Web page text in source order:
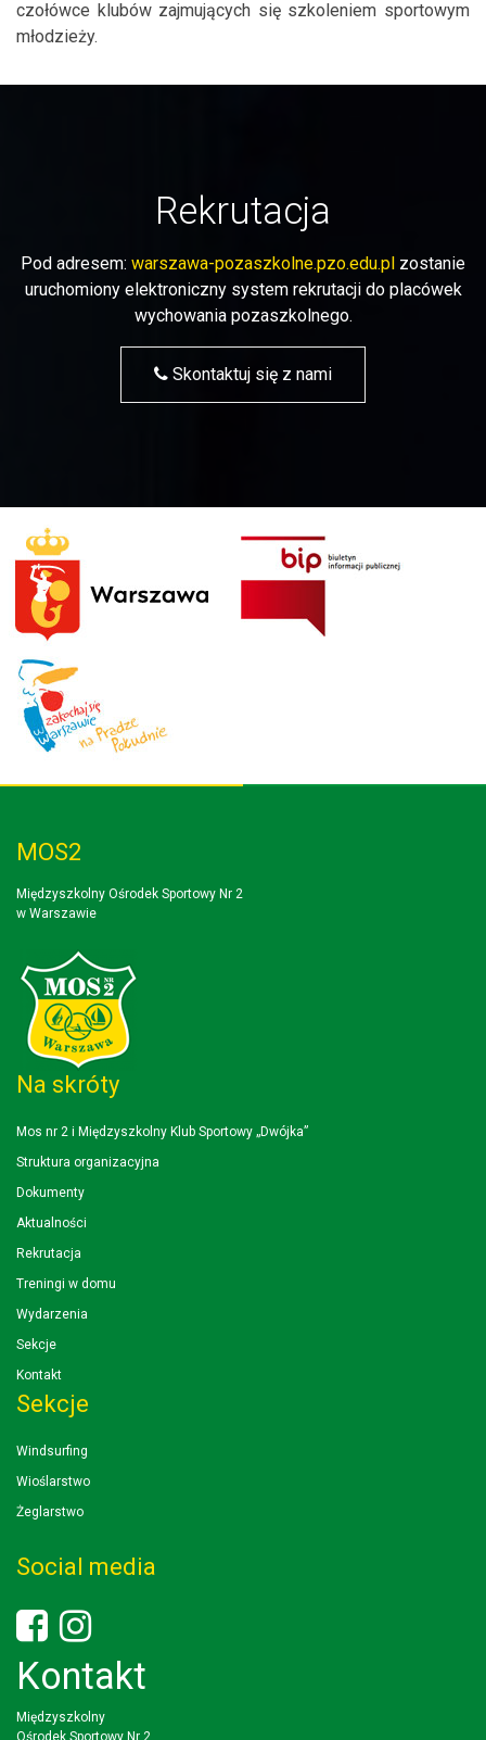
czołówce klubów zajmujących się szkoleniem sportowym
młodzieży.
Rekrutacja
Pod adresem: warszawa-pozaszkolne.pzo.edu.pl zostanie
uruchomiony elektroniczny system rekrutacji do placówek
wychowania pozaszkolnego.
Skontaktuj się z nami
MOS2
Międzyszkolny Ośrodek Sportowy Nr 2
w Warszawie
Na skróty
Mos nr 2 i Międzyszkolny Klub Sportowy „Dwójka”
Struktura organizacyjna
Dokumenty
Aktualności
Rekrutacja
Treningi w domu
Wydarzenia
Sekcje
Kontakt
Sekcje
Windsurfing
Wioślarstwo
Żeglarstwo
Social media
Kontakt
Międzyszkolny
Ośrodek Sportowy Nr 2